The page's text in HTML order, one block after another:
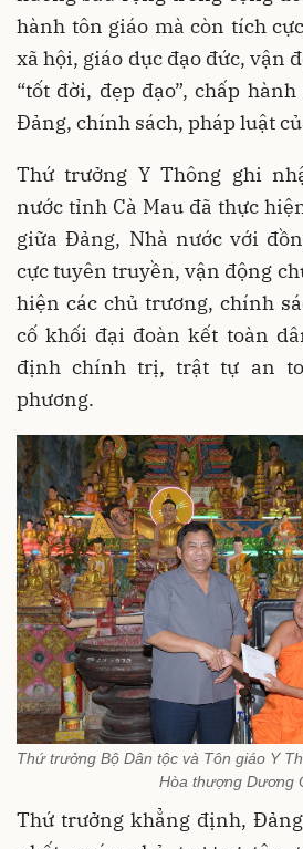
hành tôn giáo mà còn tích
xã hội, giáo dục đạo đức, vận
“tốt đời, đẹp đạo”, chấp
Đảng, chính sách, pháp luật
Thứ trưởng Y Thông ghi
nước tỉnh Cà Mau đã thực
giữa Đảng, Nhà nước với
cực tuyên truyền, vận động
hiện các chủ trương, chính
cố khối đại đoàn kết toàn
định chính trị, trật tự an
phương.
Thứ trưởng Bộ Dân tộc và Tôn giáo Y
Hòa thượng Dương
Thứ trưởng khẳng định,